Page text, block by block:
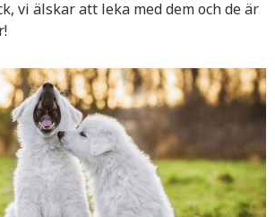
vi älskar att leka med dem och de är